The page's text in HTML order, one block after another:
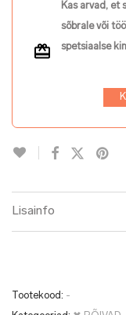
Kas arvad, et
sõbrale või
spetsiaalse
Lisainfo
Tootekood: -